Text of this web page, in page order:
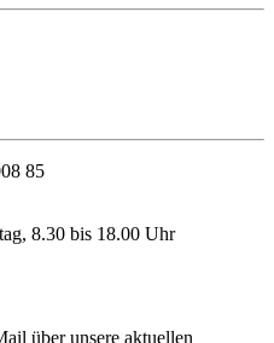
85
8.30 bis 18.00 Uhr
über unsere aktuellen